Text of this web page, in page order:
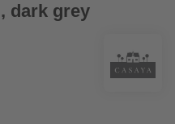
dark grey